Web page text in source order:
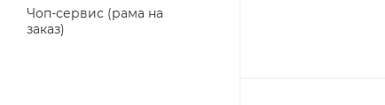
Чоп-сервис (рама на
заказ)